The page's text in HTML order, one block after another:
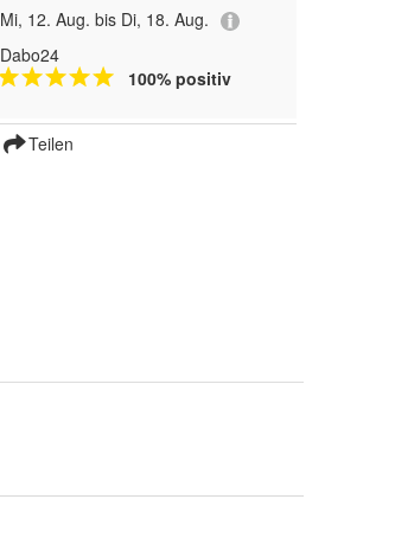
Mi, 12. Aug. bis Di, 18. Aug.
Dabo24
100% positiv
Teilen